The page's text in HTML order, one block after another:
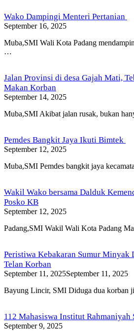
Wako Dampingi Menteri Pertanian
September 16, 2025
Muba,SMI Wali Kota Padang
…
Jalan Provinsi di desa Gajah Mati,
Makan Korban
September 14, 2025
Muba,SMI Akibat jalan rusak, bukan
Pemdes Bangkit Jaya Ikuti Bimtek
September 12, 2025
Muba,SMI Pemdes bangkit jaya
Wakil Wako bersama Dalduk
Posko KB
September 12, 2025
Padang,SMI Wakil Wali Kota Padang
Peristiwa Kebakaran Sumur Minyak
Telan Korban
September 11, 2025September 11, 2025
Bayung Lincir, SMI Diduga dua korban
112 Mahasiswa Institut Rahmaniyah
September 9, 2025